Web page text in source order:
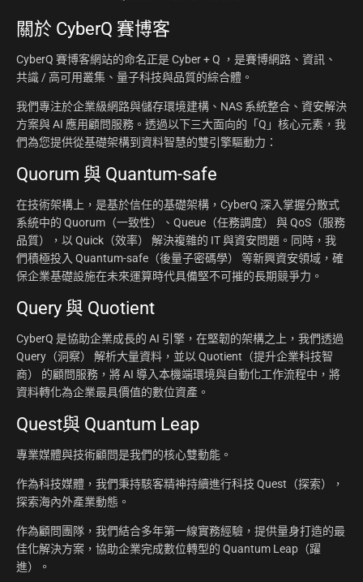
關於 CyberQ 賽博客
CyberQ 賽博客網站的命名正是 Cyber + Q ，是賽博網路、資訊、
共識 / 高可用叢集、量子科技與品質的綜合體。
我們專注於企業級網路與儲存環境建構、NAS 系統整合、資安解決
方案與 AI 應用顧問服務。透過以下三大面向的「Q」核心元素，我
們為您提供從基礎架構到資料智慧的雙引擎驅動力：
Quorum 與 Quantum-safe
在技術架構上，是基於信任的基礎架構，CyberQ 深入掌握分散式
系統中的 Quorum（一致性）、Queue（任務調度） 與 QoS（服務
品質），以 Quick（效率） 解決複雜的 IT 與資安問題。同時，我
們積極投入 Quantum-safe（後量子密碼學） 等新興資安領域，確
保企業基礎設施在未來運算時代具備堅不可摧的長期競爭力。
Query 與 Quotient
CyberQ 是協助企業成長的 AI 引擎，在堅韌的架構之上，我們透過
Query（洞察） 解析大量資料，並以 Quotient（提升企業科技智
商） 的顧問服務，將 AI 導入本機端環境與自動化工作流程中，將
資料轉化為企業最具價值的數位資產。
Quest與 Quantum Leap
專業媒體與技術顧問是我們的核心雙動能。
作為科技媒體，我們秉持駭客精神持續進行科技 Quest（探索），
探索海內外產業動態。
作為顧問團隊，我們結合多年第一線實務經驗，提供量身打造的最
佳化解決方案，協助企業完成數位轉型的 Quantum Leap（躍
進）。